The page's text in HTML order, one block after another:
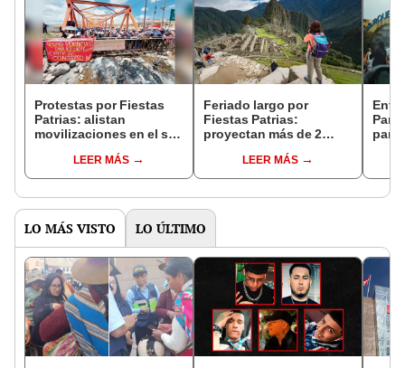
Protestas por Fiestas
Patrias: alistan
movilizaciones en el sur
Gobierno y Congreso
LEER MÁS
Feriado largo por
Fiestas Patrias:
proyectan más de 2
ingresos por US$250
millones
LEER MÁS
para
LO MÁS VISTO LO ÚLTIMO